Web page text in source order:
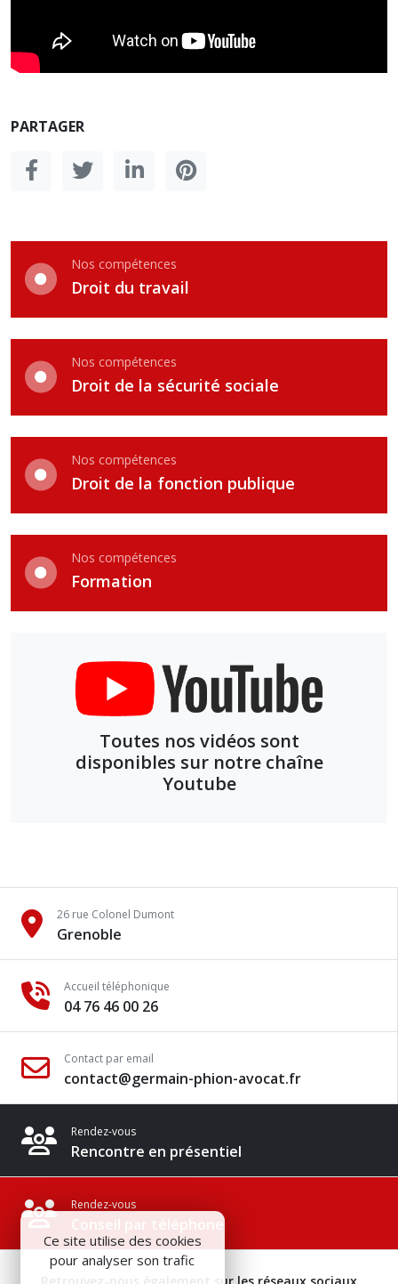
PARTAGER
Nos compétences
Droit du travail
Nos compétences
Droit de la sécurité sociale
Nos compétences
Droit de la fonction publique
Nos compétences
Formation
Toutes nos vidéos sont
disponibles sur notre chaîne
Youtube
26 rue Colonel Dumont
Grenoble
Accueil téléphonique
04 76 46 00 26
Contact par email
contact@germain-phion-avocat.fr
Rendez-vous
Rencontre en présentiel
Rendez-vous
Conseil par téléphone
Ce site utilise des cookies
pour analyser son trafic